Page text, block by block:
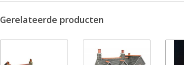
Gerelateerde producten